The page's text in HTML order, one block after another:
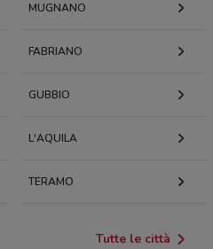
MUGNANO
FABRIANO
GUBBIO
L'AQUILA
TERAMO
Tutte le città